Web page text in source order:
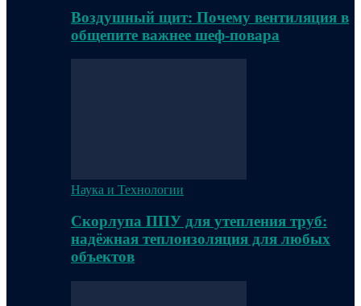
Воздушный щит: Почему вентиляция в
общепите важнее шеф-повара
Наука и Технологии
Скорлупа ППУ для утепления труб:
надёжная теплоизоляция для любых
объектов